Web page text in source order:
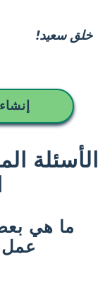
خلق سعيد!
الأسئلة
ما هي
عمل